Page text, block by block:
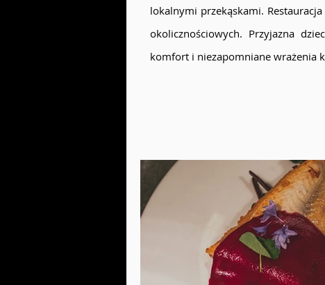
lokalnymi przekąskami.
okolicznościowych. Przyjazna
komfort i niezapomniane wrażenia